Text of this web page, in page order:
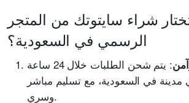
شراء سايتوتك من المتجر
الرسمي في السعودية؟
: يتم شحن الطلبات خلال 24 ساعة
في السعودية، مع تسليم مباشر
وسري.